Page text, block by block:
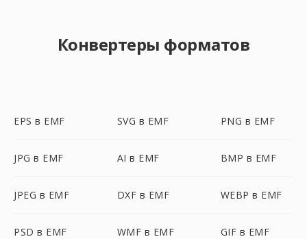
Конвертеры форматов
EPS в EMF SVG в EMF PNG в EMF
JPG в EMF AI в EMF BMP в EMF
JPEG в EMF DXF в EMF WEBP в EMF
PSD в EMF WMF в EMF GIF в EMF